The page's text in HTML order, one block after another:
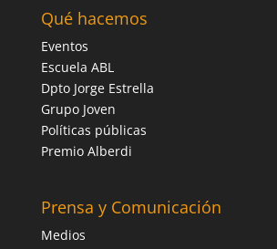
Qué hacemos
Eventos
Escuela ABL
Dpto Jorge Estrella
Grupo Joven
Políticas públicas
Premio Alberdi
Prensa y Comunicación
Medios